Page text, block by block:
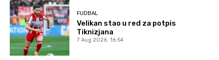
FUDBAL
Velikan stao u red za potpis
Tiknizjana
7 Aug 2026. 16:54